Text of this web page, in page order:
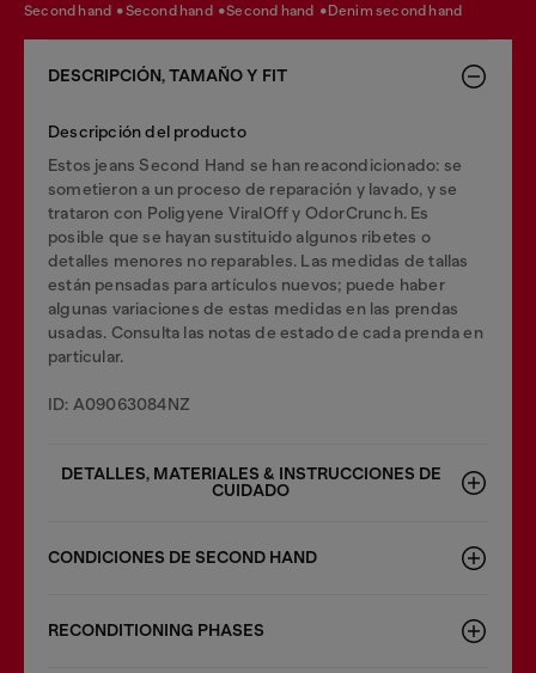
second hand second hand second hand denim second hand
DESCRIPCIÓN, TAMAÑO Y FIT
Descripción del producto
Estos jeans Second Hand se han reacondicionado: se
sometieron a un proceso de reparación y lavado, y se
trataron con Poligyene ViralOff y OdorCrunch. Es
posible que se hayan sustituido algunos ribetes o
detalles menores no reparables. Las medidas de tallas
están pensadas para artículos nuevos; puede haber
algunas variaciones de estas medidas en las prendas
usadas. Consulta las notas de estado de cada prenda en
particular.
ID: A09063084NZ
DETALLES, MATERIALES & INSTRUCCIONES DE
CUIDADO
CONDICIONES DE SECOND HAND
RECONDITIONING PHASES